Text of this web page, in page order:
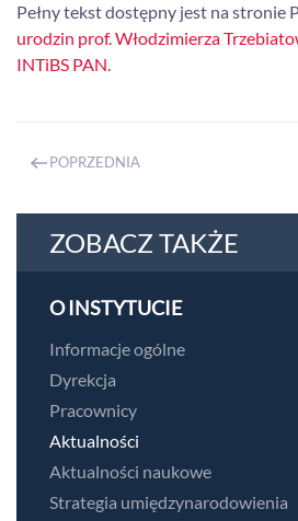
Pełny tekst dostępny jest na stronie
urodzin prof. Włodzimierza
INTiBS PAN.
POPRZEDNIA
ZOBACZ TAKŻE
O INSTYTUCIE
Informacje ogólne
Dyrekcja
Pracownicy
Aktualności
Aktualności naukowe
Strategia umiędzynarodowienia